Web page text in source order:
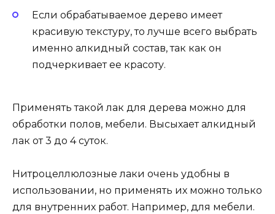
Если обрабатываемое дерево имеет
красивую текстуру, то лучше всего выбрать
именно алкидный состав, так как он
подчеркивает ее красоту.
Применять такой лак для дерева можно для
обработки полов, мебели. Высыхает алкидный
лак от 3 до 4 суток.
Нитроцеллюлозные лаки очень удобны в
использовании, но применять их можно только
для внутренних работ. Например, для мебели.